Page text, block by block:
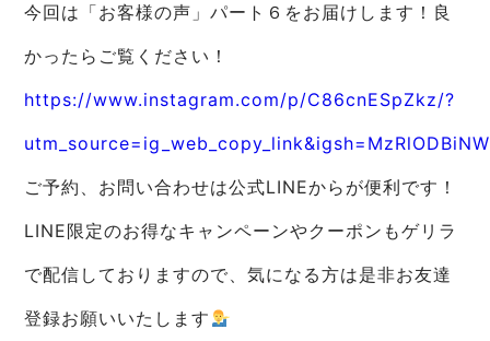
今回は「お客様の声」パート６をお届けします！良
かったらご覧ください！
https://www.instagram.com/p/C86cnESpZkz/?
ご予約、お問い合わせは公式LINEからが便利です！
LINE限定のお得なキャンペーンやクーポンもゲリラ
で配信しておりますので、気になる方は是非お友達
登録お願いいたします